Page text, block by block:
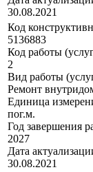
30.08.2021
Код
5136883
Код работы
2
Вид работы
Ремонт
Единица
пог.м.
Год завершения
2027
Дата
30.08.2021